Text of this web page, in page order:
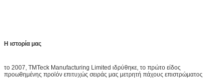
Η ιστορία μας
το 2007, TMTeck Manufacturing Limited ιδρύθηκε, το πρώτο είδος
προωθημένης προϊόν επιτυχώς σειράς μας μετρητή πάχους επιστρώματος